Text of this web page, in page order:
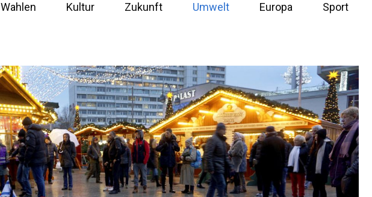
Wahlen Kultur Zukunft Umwelt Europa Sport